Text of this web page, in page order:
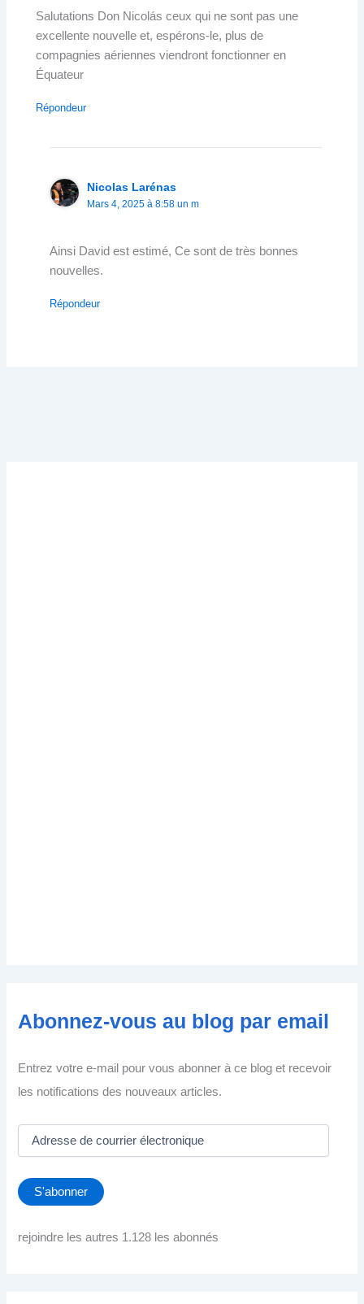
Salutations Don Nicolás ceux qui ne sont pas une
excellente nouvelle et, espérons-le, plus de
compagnies aériennes viendront fonctionner en
Équateur
Répondeur
Nicolas Larénas
Mars 4, 2025 à 8:58 un m
Ainsi David est estimé, Ce sont de très bonnes
nouvelles.
Répondeur
Abonnez-vous au blog par email
Entrez votre e-mail pour vous abonner à ce blog et recevoir
les notifications des nouveaux articles.
e
s
d
S'abonner
rejoindre les autres 1.128 les abonnés